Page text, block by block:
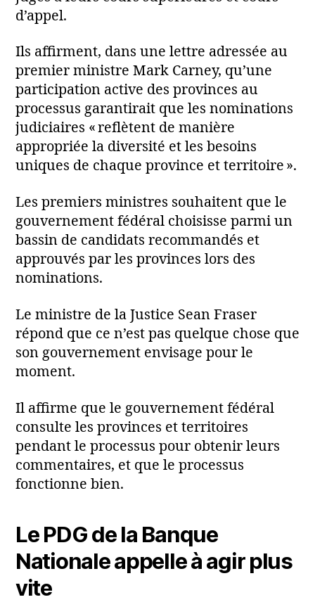
d’appel.
Ils affirment, dans une lettre adressée au
premier ministre Mark Carney, qu’une
participation active des provinces au
processus garantirait que les nominations
judiciaires « reflètent de manière
appropriée la diversité et les besoins
uniques de chaque province et territoire ».
Les premiers ministres souhaitent que le
gouvernement fédéral choisisse parmi un
bassin de candidats recommandés et
approuvés par les provinces lors des
nominations.
Le ministre de la Justice Sean Fraser
répond que ce n’est pas quelque chose que
son gouvernement envisage pour le
moment.
Il affirme que le gouvernement fédéral
consulte les provinces et territoires
pendant le processus pour obtenir leurs
commentaires, et que le processus
fonctionne bien.
Le PDG de la Banque
Nationale appelle à agir plus
vite